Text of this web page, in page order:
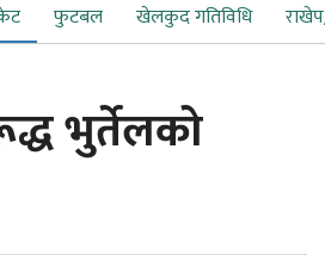
फुटबल खेलकुद गतिविधि
भुर्तेलको